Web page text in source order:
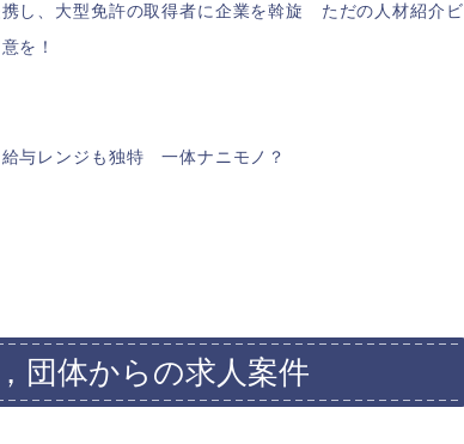
し、大型免許の取得者に企業を斡旋 ただの人材紹介ビ
を！
与レンジも独特 一体ナニモノ？
団体からの求人案件